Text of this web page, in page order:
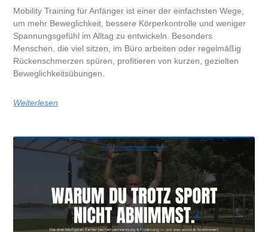
Mobility Training für Anfänger ist einer der einfachsten Wege,
um mehr Beweglichkeit, bessere Körperkontrolle und weniger
Spannungsgefühl im Alltag zu entwickeln. Besonders
Menschen, die viel sitzen, im Büro arbeiten oder regelmäßig
Rückenschmerzen spüren, profitieren von kurzen, gezielten
Beweglichkeitsübungen.
Weiterlesen